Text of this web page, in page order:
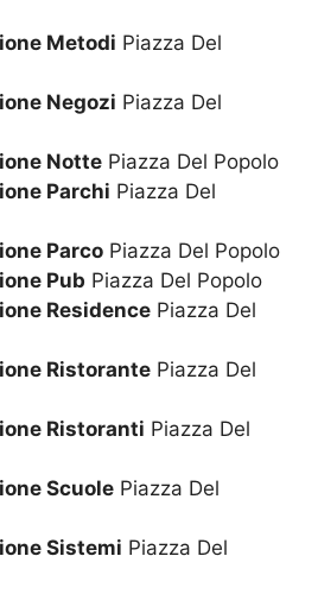
Metodi Piazza Del
Negozi Piazza Del
Notte Piazza Del Popolo
Parchi Piazza Del
Parco Piazza Del Popolo
Pub Piazza Del Popolo
Residence Piazza Del
Ristorante Piazza Del
Ristoranti Piazza Del
Scuole Piazza Del
Sistemi Piazza Del